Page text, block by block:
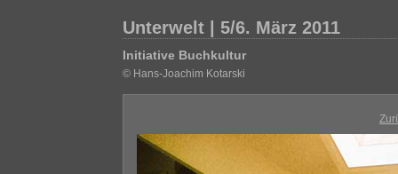
Unterwelt | 5/6. März 2011
Initiative Buchkultur
© Hans-Joachim Kotarski